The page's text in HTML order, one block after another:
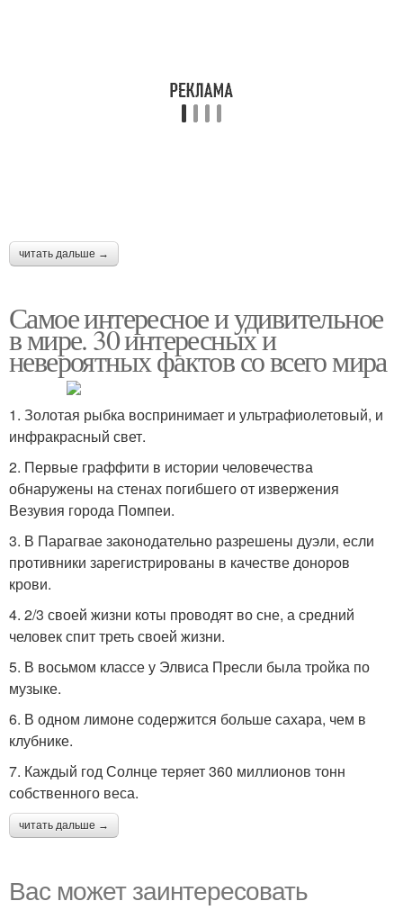
читать дальше →
Самое интересное и удивительное
в мире. 30 интересных и
невероятных фактов со всего мира
1. Золотая рыбка воспринимает и ультрафиолетовый, и
инфракрасный свет.
2. Первые граффити в истории человечества
обнаружены на стенах погибшего от извержения
Везувия города Помпеи.
3. В Парагвае законодательно разрешены дуэли, если
противники зарегистрированы в качестве доноров
крови.
4. 2/3 своей жизни коты проводят во сне, а средний
человек спит треть своей жизни.
5. В восьмом классе у Элвиса Пресли была тройка по
музыке.
6. В одном лимоне содержится больше сахара, чем в
клубнике.
7. Каждый год Солнце теряет 360 миллионов тонн
собственного веса.
читать дальше →
Вас может заинтересовать